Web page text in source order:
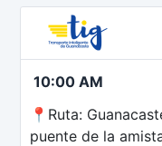
10:00 AM
📍Ruta:
puente de la